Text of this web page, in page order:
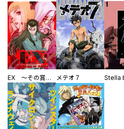
EX ～その賞金稼ぎは、世界の出口を探す～【単行本版】 メテオ７